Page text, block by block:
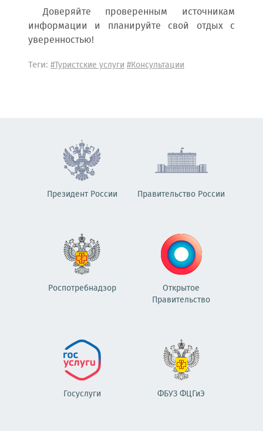
Доверяйте проверенным источникам
информации и планируйте свой отдых с
уверенностью!
Теги: #Туристские услуги#Консультации
Президент России Правительство России
Роспотребнадзор
Открытое
Правительство
Госуслуги ФБУЗ ФЦГиЭ